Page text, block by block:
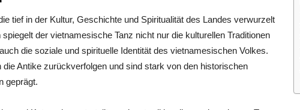
tief in der Kultur, Geschichte und Spiritualität des Landes verwurzelt
der vietnamesische Tanz nicht nur die kulturellen Traditionen
die soziale und spirituelle Identität des vietnamesischen Volkes.
Antike zurückverfolgen und sind stark von den historischen
geprägt.